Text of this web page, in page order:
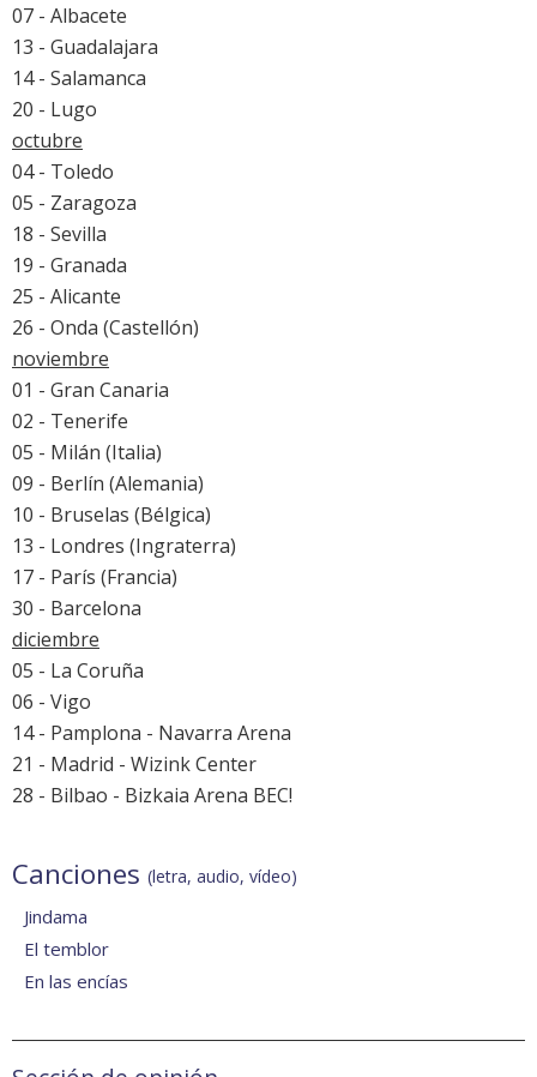
07 - Albacete
13 - Guadalajara
14 - Salamanca
20 - Lugo
octubre
04 - Toledo
05 - Zaragoza
18 - Sevilla
19 - Granada
25 - Alicante
26 - Onda (Castellón)
noviembre
01 - Gran Canaria
02 - Tenerife
05 - Milán (Italia)
09 - Berlín (Alemania)
10 - Bruselas (Bélgica)
13 - Londres (Ingraterra)
17 - París (Francia)
30 - Barcelona
diciembre
05 - La Coruña
06 - Vigo
14 - Pamplona - Navarra Arena
21 - Madrid - Wizink Center
28 - Bilbao - Bizkaia Arena BEC!
Canciones (letra, audio, vídeo)
Jindama
El temblor
En las encías